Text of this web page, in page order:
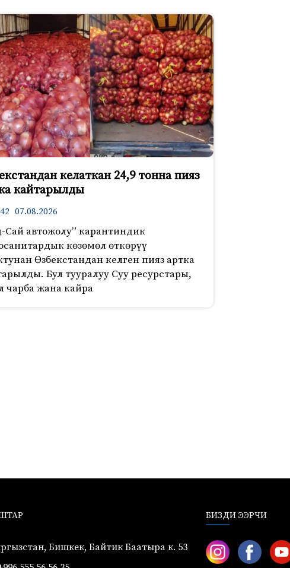
келаткан 24,9 тонна пияз
кайтарылды
07.08.2026
Сай автожолу” карантиндик
көзөмөл өткөрүү
Өзбекстандан келген пияз артка
Бул тууралуу Суу ресурстары,
чарба жана кайра
Бишкек, Байтик Баатыра к. 53
БИЗДИ ЭЭРЧИ